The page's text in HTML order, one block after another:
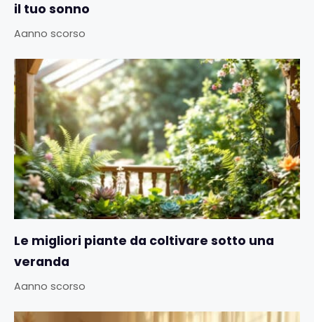
il tuo sonno
Aanno scorso
Le migliori piante da coltivare sotto una
veranda
Aanno scorso